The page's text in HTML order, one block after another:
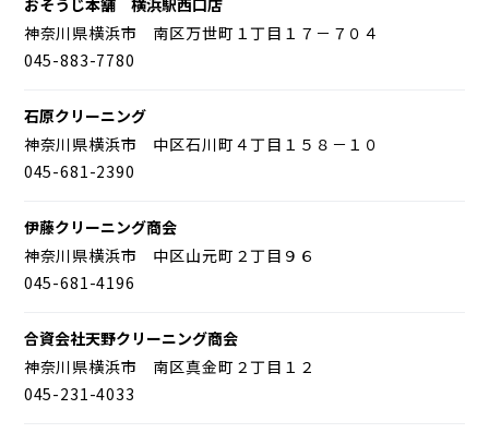
神奈川県横浜市 南区万世町１丁目１７－７０４
045-883-7780
石原クリーニング
神奈川県横浜市 中区石川町４丁目１５８－１０
045-681-2390
伊藤クリーニング商会
神奈川県横浜市 中区山元町２丁目９６
045-681-4196
合資会社天野クリーニング商会
神奈川県横浜市 南区真金町２丁目１２
045-231-4033